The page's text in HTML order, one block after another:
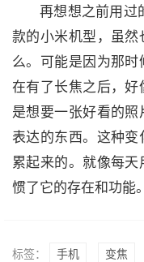
再想想之前用过
款的小米机型，虽
么。可能是因为那
在有了长焦之后，
是想要一张好看的
表达的东西。这种
累起来的。就像每
惯了它的存在和功能。
标签： 手机
变焦